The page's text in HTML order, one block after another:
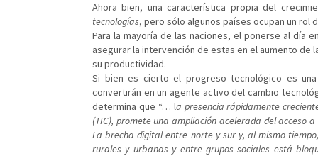
Ahora bien, una característica propia del
tecnologías, pero sólo algunos países ocupan un rol
Para la mayoría de las naciones, el ponerse al
asegurar la intervención de estas en el aumento
su productividad.
Si bien es cierto el progreso tecnológico es
convertirán en un agente activo del cambio
determina que “… la presencia rápidamente
(TIC), promete una ampliación acelerada del acceso
La brecha digital entre norte y sur y, al mismo
rurales y urbanas y entre grupos sociales está